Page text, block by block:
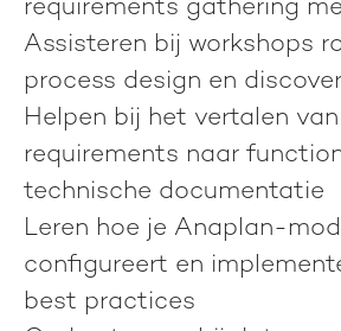
requirements gathering
Assisteren bij workshops
process design en
Helpen bij het vertalen
requirements naar
technische documentatie
Leren hoe je Anaplan-
configureert en
best practices